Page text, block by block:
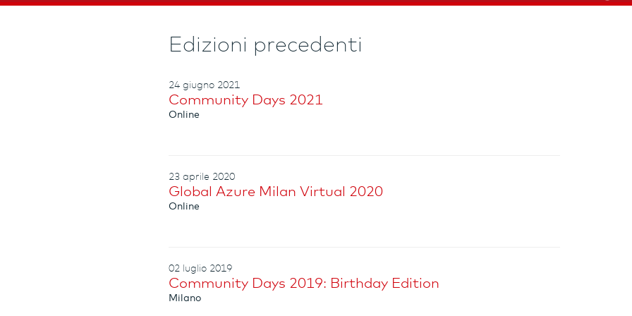
Edizioni precedenti
24 giugno 2021
Community Days 2021
Online
23 aprile 2020
Global Azure Milan Virtual 2020
Online
02 luglio 2019
Community Days 2019: Birthday Edition
Milano